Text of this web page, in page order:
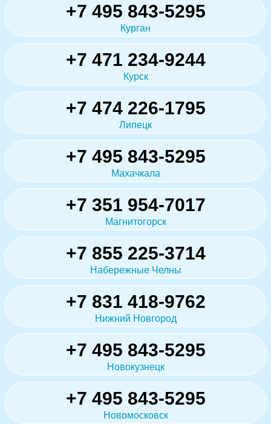
+7 495 843-5295
Курган
+7 471 234-9244
Курск
+7 474 226-1795
Липецк
+7 495 843-5295
Махачкала
+7 351 954-7017
Магнитогорск
+7 855 225-3714
Набережные Челны
+7 831 418-9762
Нижний Новгород
+7 495 843-5295
Новокузнецк
+7 495 843-5295
Новомосковск